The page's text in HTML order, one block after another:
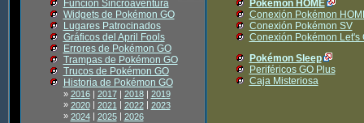
Función Sincroaventura
Widgets de Pokémon GO
Lugares Patrocinados
Gráficos del April Fools
Errores de Pokémon GO
Trampas de Pokémon GO
Trucos de Pokémon GO
Historia de Pokémon GO
» 2016| 2017| 2018| 2019
» 2020| 2021| 2022| 2023
» 2024| 2025| 2026
Pokémon HOME
Conexión Pokémon
Conexión Pokémon SV
Conexión Pokémon Let's
Pokémon Sleep
Periféricos GO Plus
Caja Misteriosa